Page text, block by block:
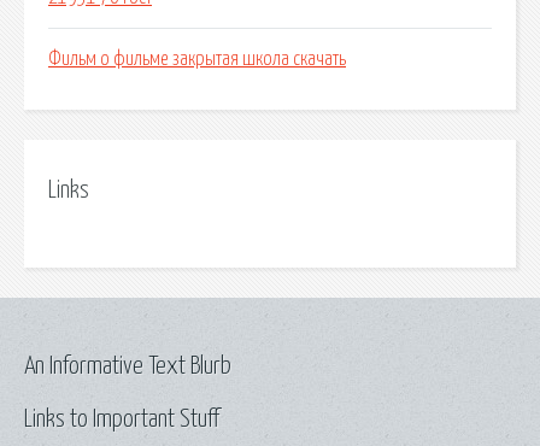
Фильм о фильме закрытая школа скачать
Links
Links to Important Stuff
An Informative Text Blurb